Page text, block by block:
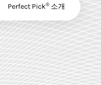
Perfect Pick® 소개